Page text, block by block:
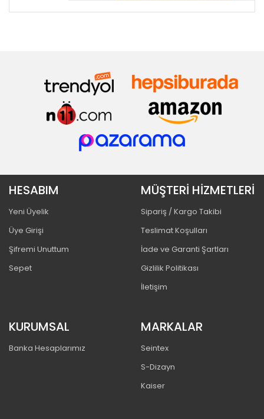
HESABIM
Yeni Üyelik
Üye Girişi
Şifremi Unuttum
Sepet
MÜŞTERİ HİZMETLERİ
Sipariş / Kargo Takibi
Teslimat Koşulları
İade ve Garanti Şartları
Gizlilik Politikası
İletişim
KURUMSAL
Banka Hesaplarımız
MARKALAR
Seintex
S-Dizayn
Kaiser